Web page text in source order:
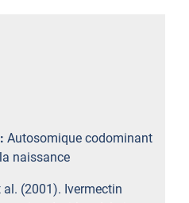
Autosomique codominant
naissance
al. (2001). Ivermectin